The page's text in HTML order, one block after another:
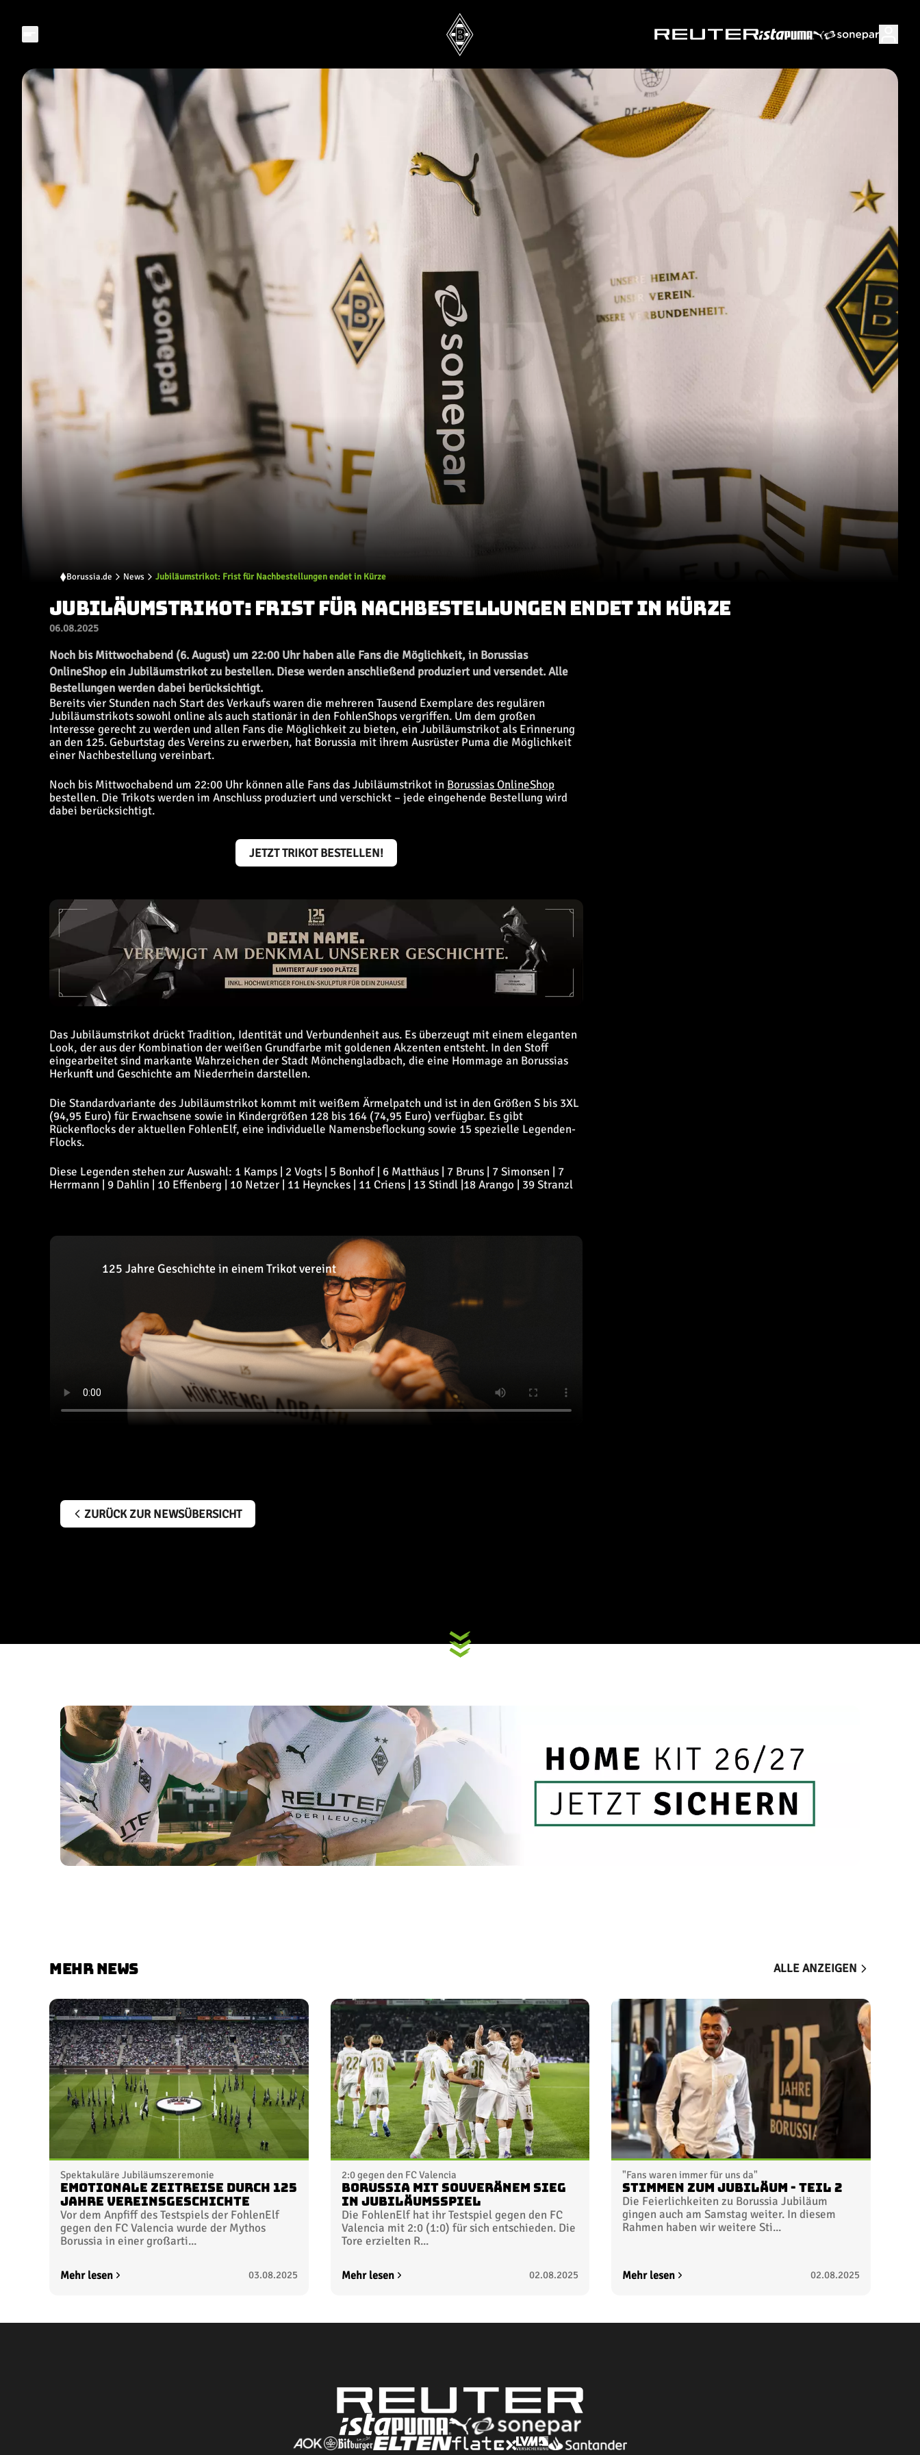
Borussia.de News Jubiläumstrikot: Frist für Nachbestellungen endet in Kürze
JUBILÄUMSTRIKOT: FRIST FÜR NACHBESTELLUNGEN ENDET IN KÜRZE
06.08.2025
Noch bis Mittwochabend (6. August) um 22:00 Uhr haben alle Fans die Möglichkeit, in Borussias
OnlineShop ein Jubiläumstrikot zu bestellen. Diese werden anschließend produziert und versendet. Alle
Bestellungen werden dabei berücksichtigt.
Bereits vier Stunden nach Start des Verkaufs waren die mehreren Tausend Exemplare des regulären
Jubiläumstrikots sowohl online als auch stationär in den FohlenShops vergriffen. Um dem großen
Interesse gerecht zu werden und allen Fans die Möglichkeit zu bieten, ein Jubiläumstrikot als Erinnerung
an den 125. Geburtstag des Vereins zu erwerben, hat Borussia mit ihrem Ausrüster Puma die Möglichkeit
einer Nachbestellung vereinbart.
Noch bis Mittwochabend um 22:00 Uhr können alle Fans das Jubiläumstrikot in Borussias OnlineShop
bestellen. Die Trikots werden im Anschluss produziert und verschickt – jede eingehende Bestellung wird
dabei berücksichtigt.
JETZT TRIKOT BESTELLEN!
Das Jubiläumstrikot drückt Tradition, Identität und Verbundenheit aus. Es überzeugt mit einem eleganten
Look, der aus der Kombination der weißen Grundfarbe mit goldenen Akzenten entsteht. In den Stoff
eingearbeitet sind markante Wahrzeichen der Stadt Mönchengladbach, die eine Hommage an Borussias
Herkunft und Geschichte am Niederrhein darstellen.
Die Standardvariante des Jubiläumstrikot kommt mit weißem Ärmelpatch und ist in den Größen S bis 3XL
(94,95 Euro) für Erwachsene sowie in Kindergrößen 128 bis 164 (74,95 Euro) verfügbar. Es gibt
Rückenflocks der aktuellen FohlenElf, eine individuelle Namensbeflockung sowie 15 spezielle Legenden-
Flocks.
Diese Legenden stehen zur Auswahl: 1 Kamps | 2 Vogts | 5 Bonhof | 6 Matthäus | 7 Bruns | 7 Simonsen | 7
Herrmann | 9 Dahlin | 10 Effenberg | 10 Netzer | 11 Heynckes | 11 Criens | 13 Stindl |18 Arango | 39 Stranzl
125 Jahre Geschichte in einem Trikot vereint
ZURÜCK ZUR NEWSÜBERSICHT
MEHR NEWS ALLE ANZEIGEN
Spektakuläre Jubiläumszeremonie
Emotionale Zeitreise durch 125
Jahre Vereinsgeschichte
Vor dem Anpfiff des Testspiels der FohlenElf
gegen den FC Valencia wurde der Mythos
Borussia in einer großarti...
Mehr lesen 03.08.2025
2:0 gegen den FC Valencia
Borussia mit souveränem Sieg
in Jubiläumsspiel
Die FohlenElf hat ihr Testspiel gegen den FC
Valencia mit 2:0 (1:0) für sich entschieden. Die
Tore erzielten R...
Mehr lesen 02.08.2025
"Fans waren immer für uns da"
Stimmen zum Jubiläum - Teil 2
Die Feierlichkeiten zu Borussia Jubiläum
gingen auch am Samstag weiter. In diesem
Rahmen haben wir weitere Sti...
Mehr lesen 02.08.2025